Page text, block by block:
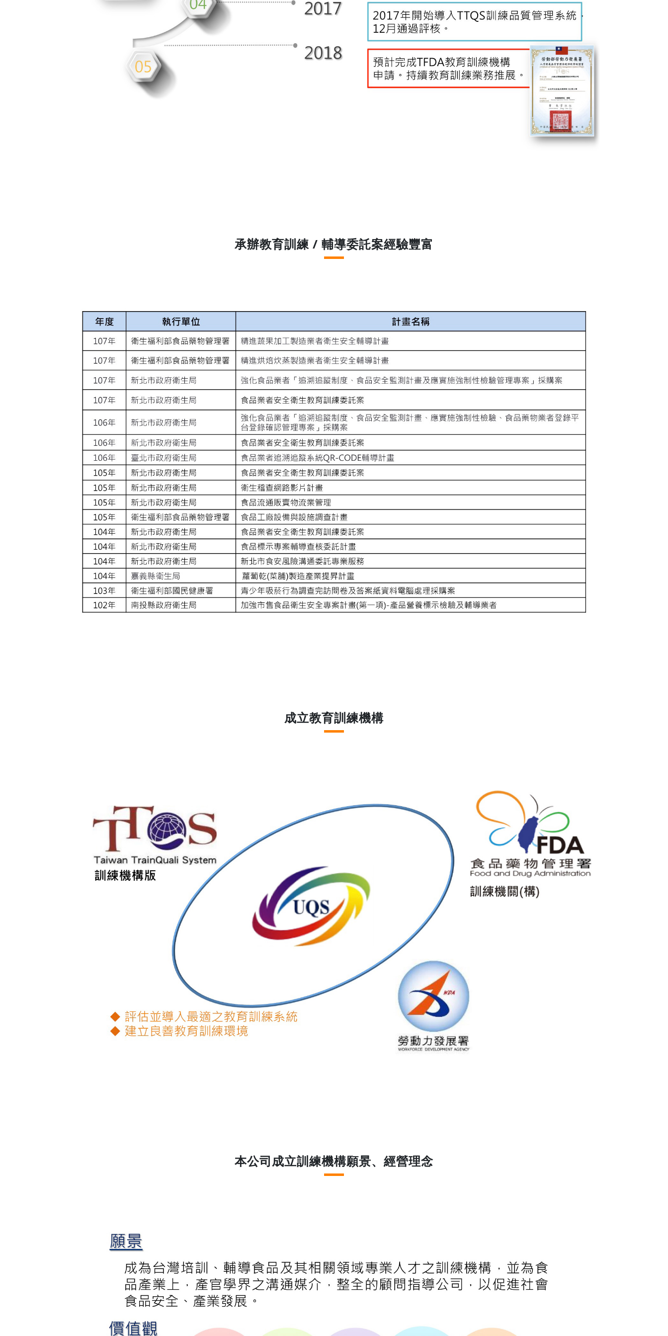
承辦教育訓練 / 輔導委託案經驗豐富
成立教育訓練機構
本公司成立訓練機構願景、經營理念